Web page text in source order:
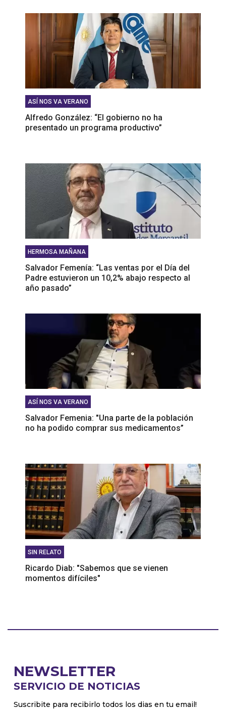
ASÍ NOS VA VERANO
Alfredo González: “El gobierno no ha
presentado un programa productivo”
HERMOSA MAÑANA
Salvador Femenía: “Las ventas por el Día del
Padre estuvieron un 10,2% abajo respecto al
año pasado”
ASÍ NOS VA VERANO
Salvador Femenia: "Una parte de la población
no ha podido comprar sus medicamentos”
SIN RELATO
Ricardo Diab: "Sabemos que se vienen
momentos difíciles"
NEWSLETTER
SERVICIO DE NOTICIAS
Suscribite para recibirlo todos los dias en tu email!